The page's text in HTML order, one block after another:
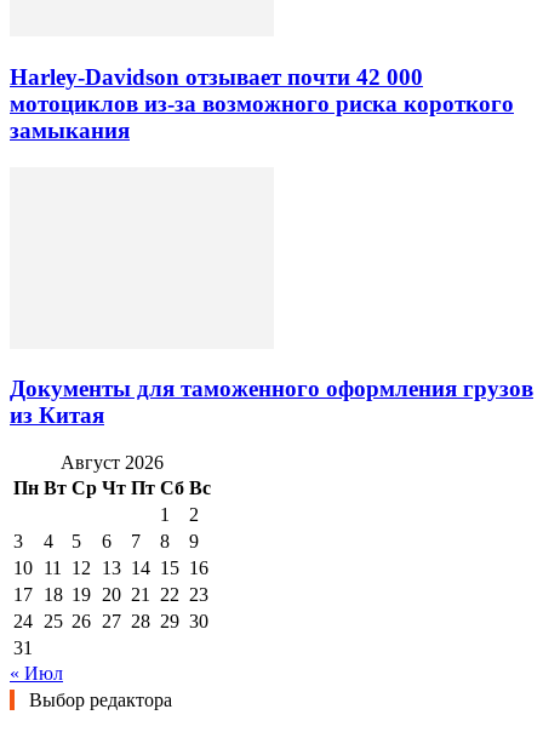
Harley-Davidson отзывает почти 42 000
мотоциклов из-за возможного риска короткого
замыкания
Документы для таможенного оформления грузов
из Китая
Август 2026
Пн Вт Ср Чт Пт Сб Вс
1
2
3
4 5 6 7 8
9
10 11 12 13 14 15 16
17 18 19 20 21 22 23
24 25 26 27 28 29 30
31
« Июл
Выбор редактора